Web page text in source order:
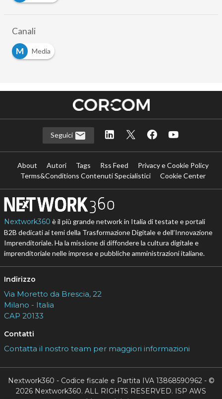
Canali
M
Media
Seguici
About Autori Tags Rss Feed
Privacy e Cookie Policy
Terms&Conditions Contenuti Specialistici
Cookie Center
Nextwork360 è il più grande network in Italia di testate e portali
B2B dedicati ai temi della Trasformazione Digitale e dell’Innovazione
Imprenditoriale. Ha la missione di diffondere la cultura digitale e
imprenditoriale nelle imprese e pubbliche amministrazioni italiane.
Indirizzo
Via Moretto da Brescia, 22
Milano - Italia
CAP 20133
Contatti
Contatta il nostro team per maggiori informazioni
Nextwork360 - Codice fiscale e Partita IVA 13868590962 - ©
2026 Nextwork360. ALL RIGHTS RESERVED. ISP AWS